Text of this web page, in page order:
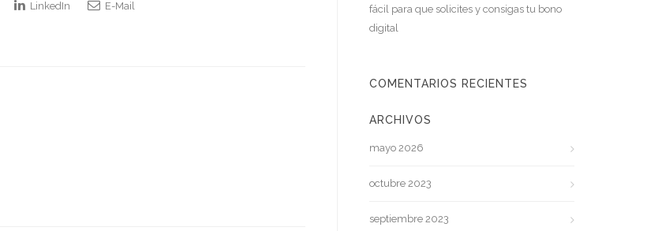
LinkedIn E-Mail
fácil para que solicites y consigas tu bono
digital
COMENTARIOS RECIENTES
ARCHIVOS
mayo 2026
octubre 2023
septiembre 2023